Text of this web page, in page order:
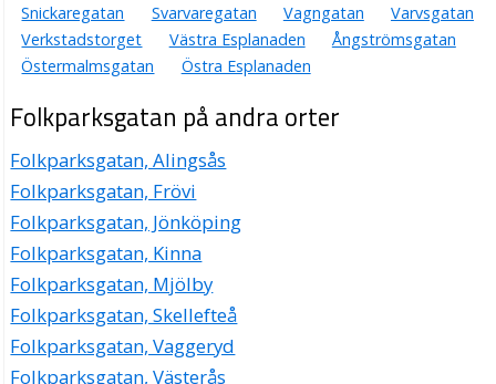
Snickaregatan
Svarvaregatan Vagngatan
Varvsgatan
Verkstadstorget
Västra Esplanaden
Ångströmsgatan
Östermalmsgatan
Östra Esplanaden
Folkparksgatan på andra orter
Folkparksgatan, Alingsås
Folkparksgatan, Frövi
Folkparksgatan, Jönköping
Folkparksgatan, Kinna
Folkparksgatan, Mjölby
Folkparksgatan, Skellefteå
Folkparksgatan, Vaggeryd
Folkparksgatan, Västerås